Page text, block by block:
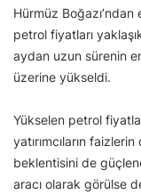
Hürmüz Boğazı’ndan
petrol fiyatları
aydan uzun sürenin
üzerine yükseldi.
Yükselen petrol
yatırımcıların
beklentisini de
aracı olarak görülse